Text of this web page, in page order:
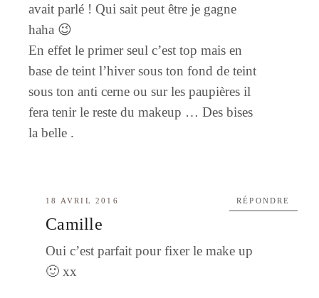
avait parlé ! Qui sait peut être je gagne
haha 😉
En effet le primer seul c’est top mais en
base de teint l’hiver sous ton fond de teint
sous ton anti cerne ou sur les paupières il
fera tenir le reste du makeup … Des bises
la belle .
18 AVRIL 2016
Camille
Oui c’est parfait pour fixer le make up
🙂 xx
RÉPONDRE